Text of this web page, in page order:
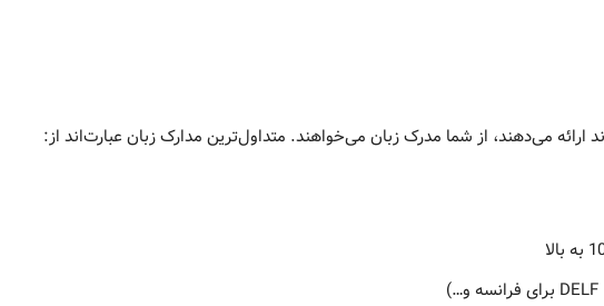
ارائه می‌دهند، از شما مدرک زبان می‌خواهند. متداول‌ترین مدارک زبان عبارت‌اند از: